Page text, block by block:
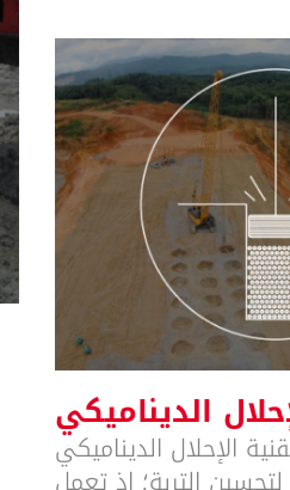
الديناميكي
الإحلال الديناميكي